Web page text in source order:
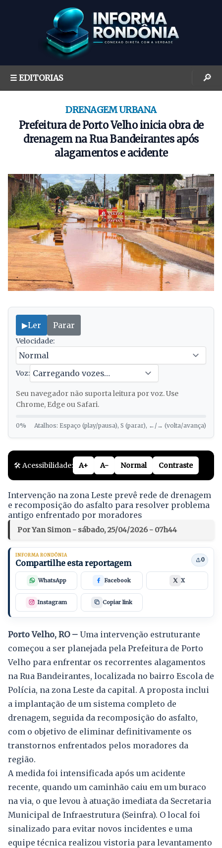
☰ EDITORIAS 🔎
DRENAGEM URBANA
Prefeitura de Porto Velho inicia obra de
drenagem na Rua Bandeirantes após
alagamentos e acidente
▶Ler Parar
Velocidade:
Voz:
Seu navegador não suporta leitura por voz. Use
Chrome, Edge ou Safari.
0% Atalhos: Espaço (play/pausa), S (parar), ←/→ (volta/avança)
🛠️ Acessibilidade: A+ A- Normal Contraste
Intervenção na zona Leste prevê rede de drenagem
e recomposição do asfalto para resolver problema
antigo enfrentado por moradores
Por Yan Simon - sábado, 25/04/2026 - 07h44
INFORMA RONDÔNIA
Compartilhe esta reportagem 0
WhatsApp Facebook X
Instagram Copiar link
Porto Velho, RO – Uma intervenção estruturante
começou a ser planejada pela Prefeitura de Porto
Velho para enfrentar os recorrentes alagamentos
na Rua Bandeirantes, localizada no bairro Escola de
Polícia, na zona Leste da capital. A proposta inclui
a implantação de um sistema completo de
drenagem, seguida da recomposição do asfalto,
com o objetivo de eliminar definitivamente os
transtornos enfrentados pelos moradores da
região.
A medida foi intensificada após um acidente
recente, quando um caminhão caiu em um buraco
na via, o que levou à atuação imediata da Secretaria
Municipal de Infraestrutura (Seinfra). O local foi
sinalizado para evitar novos incidentes e uma
equipe técnica realizou vistoria para levantamento